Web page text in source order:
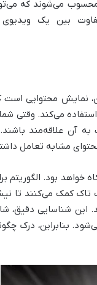
می‌شوند که
بین یک
محتوایی است
می‌کند. وقتی
علاقه‌مند باشند.
مشابه تعامل
خواهد بود.
این شناسایی
بنابراین، درک